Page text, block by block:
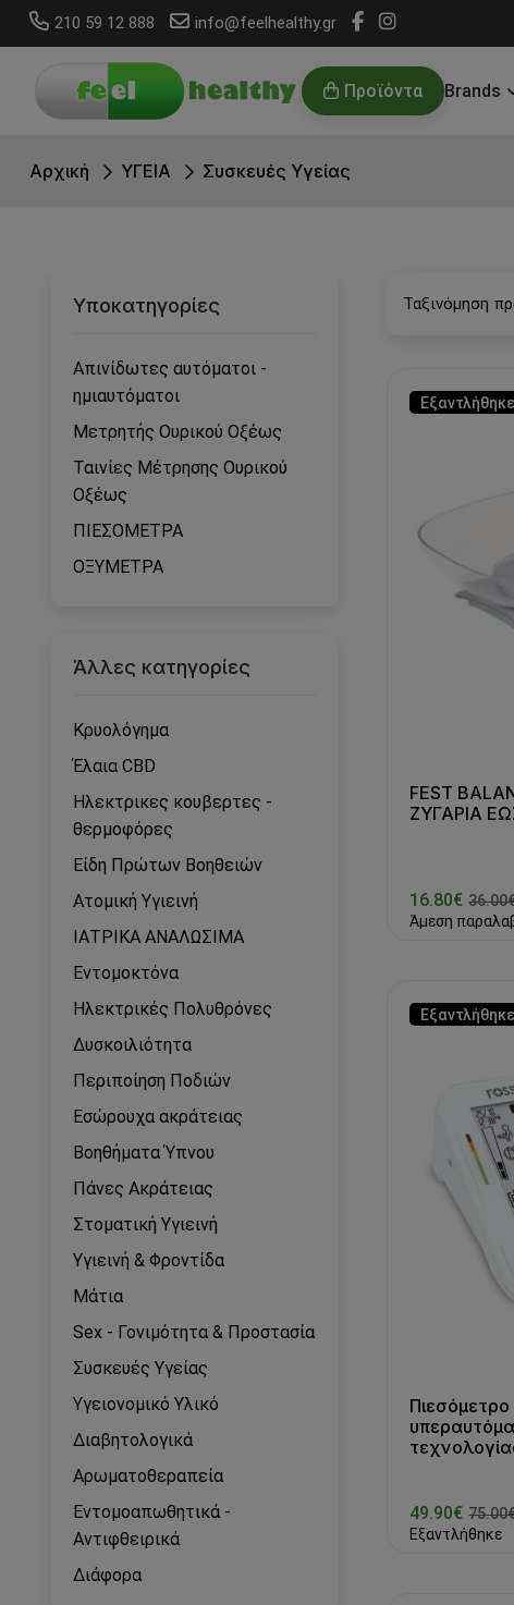
210 59 12 888 info@feelhealthy.gr
Προϊόντα Brands
Αρχική ΥΓΕΙΑ Συσκευές Υγείας
Ταξινόμηση
Εξαντλήθηκε
FEST
ΖΥΓΑΡΙΑ
16.80€
Άμεση
Εξαντλήθηκε
Πιεσόμετρο
49.90€
Εξαντλήθηκε
Υποκατηγορίες
Απινίδωτες αυτόματοι -
ημιαυτόματοι
Μετρητής Ουρικού Οξέως
Ταινίες Μέτρησης Ουρικού
Οξέως
ΠΙΕΣΟΜΕΤΡΑ
ΟΞΥΜΕΤΡΑ
Άλλες κατηγορίες
Κρυολόγημα
Έλαια CBD
Ηλεκτρικες κουβερτες -
θερμοφόρες
Είδη Πρώτων Βοηθειών
Ατομική Υγιεινή
ΙΑΤΡΙΚΑ ΑΝΑΛΩΣΙΜΑ
Εντομοκτόνα
Ηλεκτρικές Πολυθρόνες
Δυσκοιλιότητα
Περιποίηση Ποδιών
Εσώρουχα ακράτειας
Βοηθήματα Ύπνου
Πάνες Ακράτειας
Στοματική Υγιεινή
Υγιεινή & Φροντίδα
Μάτια
Sex - Γονιμότητα & Προστασία
Συσκευές Υγείας
Υγειονομικό Υλικό
Διαβητολογικά
Αρωματοθεραπεία
Εντομοαπωθητικά -
Αντιφθειρικά
Διάφορα